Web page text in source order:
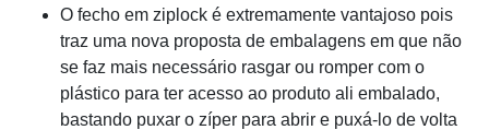
O fecho em ziplock é extremamente vantajoso pois
traz uma nova proposta de embalagens em que não
se faz mais necessário rasgar ou romper com o
plástico para ter acesso ao produto ali embalado,
bastando puxar o zíper para abrir e puxá-lo de volta